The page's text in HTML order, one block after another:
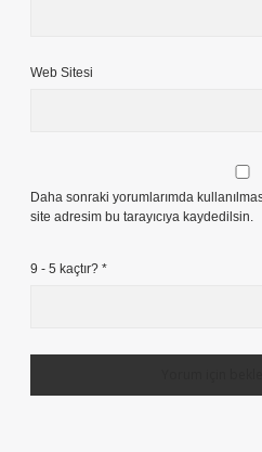
Web Sitesi
Daha sonraki yorumlarımda
site adresim bu tarayıcıya kaydedilsin.
9 - 5 kaçtır? *